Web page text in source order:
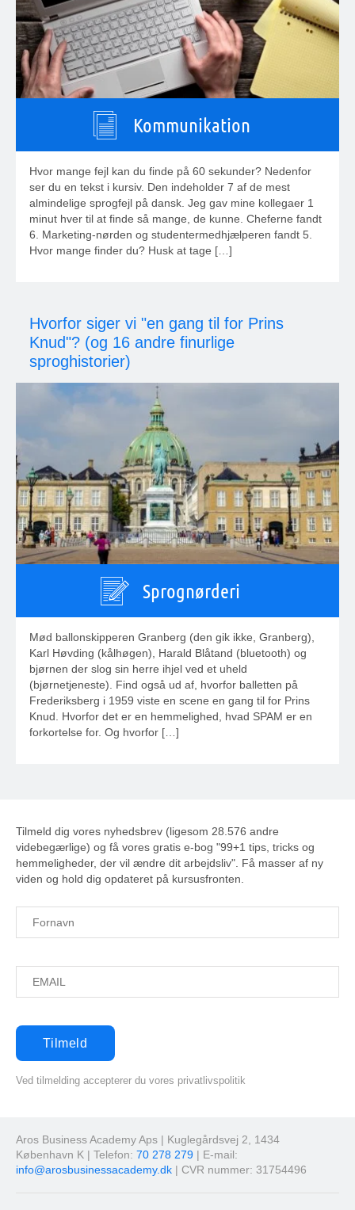
Kommunikation
Hvor mange fejl kan du finde på 60 sekunder? Nedenfor
ser du en tekst i kursiv. Den indeholder 7 af de mest
almindelige sprogfejl på dansk. Jeg gav mine kollegaer 1
minut hver til at finde så mange, de kunne. Cheferne fandt
6. Marketing-nørden og studentermedhjælperen fandt 5.
Hvor mange finder du? Husk at tage […]
Hvorfor siger vi "en gang til for Prins
Knud"? (og 16 andre finurlige
sproghistorier)
Sprognørderi
Mød ballonskipperen Granberg (den gik ikke, Granberg),
Karl Høvding (kålhøgen), Harald Blåtand (bluetooth) og
bjørnen der slog sin herre ihjel ved et uheld
(bjørnetjeneste). Find også ud af, hvorfor balletten på
Frederiksberg i 1959 viste en scene en gang til for Prins
Knud. Hvorfor det er en hemmelighed, hvad SPAM er en
forkortelse for. Og hvorfor […]
Tilmeld dig vores nyhedsbrev (ligesom 28.576 andre
videbegærlige) og få vores gratis e-bog "99+1 tips, tricks og
hemmeligheder, der vil ændre dit arbejdsliv". Få masser af ny
viden og hold dig opdateret på kursusfronten.
Ved tilmelding accepterer du vores privatlivspolitik
Aros Business Academy Aps | Kuglegårdsvej 2, 1434
København K | Telefon: 70 278 279 | E-mail:
info@arosbusinessacademy.dk | CVR nummer: 31754496